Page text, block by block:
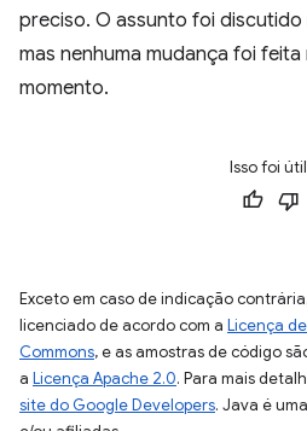
preciso. O assunto foi discutido
mas nenhuma mudança foi
momento.
Isso foi
Exceto em caso de indicação
licenciado de acordo com a Licença
Commons, e as amostras de código
a Licença Apache 2.0. Para mais
site do Google Developers. Java é